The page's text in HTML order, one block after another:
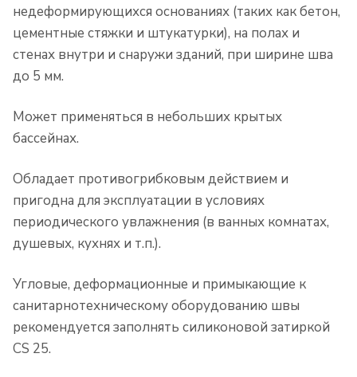
недеформирующихся основаниях (таких как бетон,
цементные стяжки и штукатурки), на полах и
стенах внутри и снаружи зданий, при ширине шва
до 5 мм.
Может применяться в небольших крытых
бассейнах.
Обладает противогрибковым действием и
пригодна для эксплуатации в условиях
периодического увлажнения (в ванных комнатах,
душевых, кухнях и т.п.).
Угловые, деформационные и примыкающие к
санитарнотехническому оборудованию швы
рекомендуется заполнять силиконовой затиркой
CS 25.